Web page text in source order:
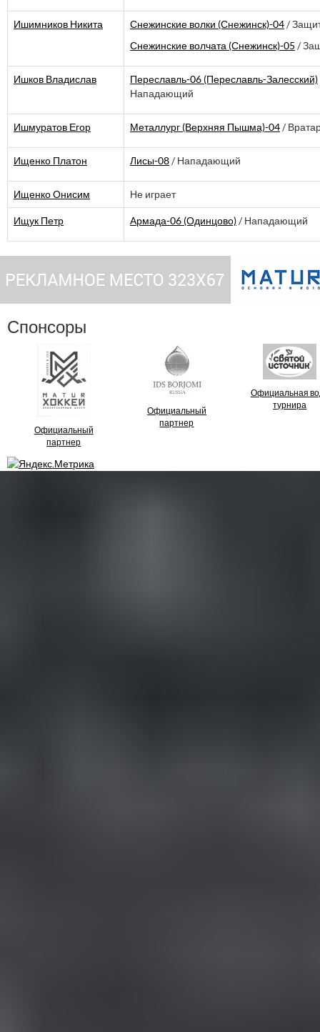
Ишимников Никита Снежинские волки (Снежинск)-04 /
Снежинские волчата (Снежинск)-05 /
Ишков Владислав Переславль-06 (Переславль-Залесский)
Нападающий
Ишмуратов Егор Металлург (Верхняя Пышма)-04 /
Ищенко Платон Лисы-08 / Нападающий
Ищенко Онисим Не играет
Ищук Петр Армада-06 (Одинцово) / Нападающий
Спонсоры
Официальный
партнер
Официальный
партнер
Официальная
турнира